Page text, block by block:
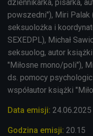
dziennikarka, pisarka,
powszedni"), Miri Palak
seksuolożka i
SEXEDPL), Michał
seksuolog, autor
"Miłosne mono/poli"),
ds. pomocy
współautor książki
Data emisji: 24.06.2025
Godzina emisji: 20.15